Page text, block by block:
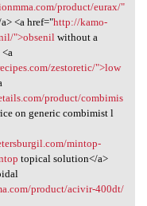
product/eurax/"
<a href="http://kamo-
">obsenilwithout a
zestoretic/">low
product/combimis
on generic combimist l
mintop-
topical solution</a>
product/acivir-400dt/